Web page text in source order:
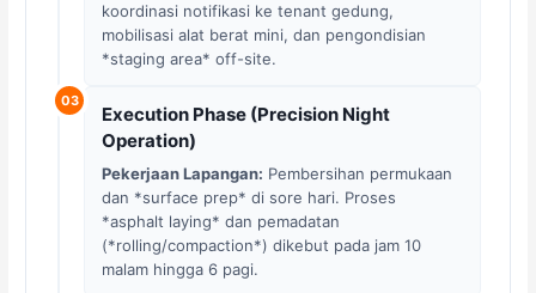
koordinasi notifikasi ke tenant gedung,
mobilisasi alat berat mini, dan pengondisian
*staging area* off-site.
03
Execution Phase (Precision Night
Operation)
Pekerjaan Lapangan: Pembersihan permukaan
dan *surface prep* di sore hari. Proses
*asphalt laying* dan pemadatan
(*rolling/compaction*) dikebut pada jam 10
malam hingga 6 pagi.